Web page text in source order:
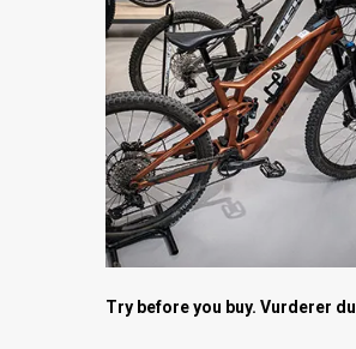
Try before you buy. Vurderer